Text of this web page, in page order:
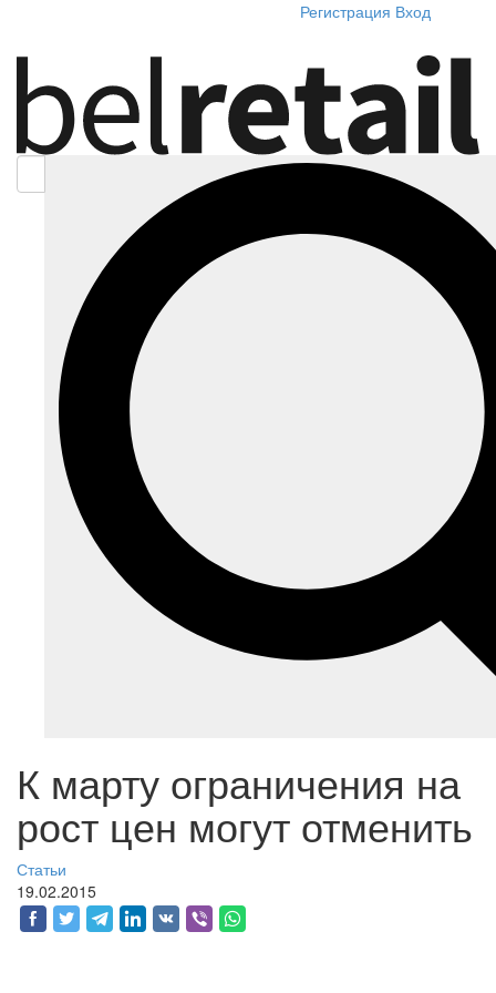
Регистрация Вход
К марту ограничения на
рост цен могут отменить
Статьи
19.02.2015